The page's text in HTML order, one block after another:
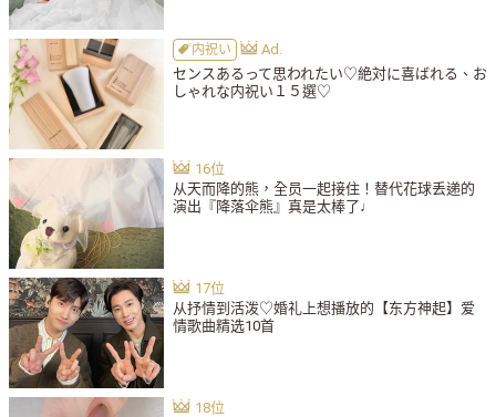
内祝い
センスあるって思われたい♡絶対に喜ばれる、お
しゃれな内祝い１５選♡
从天而降的熊，全员一起接住！替代花球丢递的
演出『降落伞熊』真是太棒了♩
从抒情到活泼♡婚礼上想播放的【东方神起】爱
情歌曲精选10首